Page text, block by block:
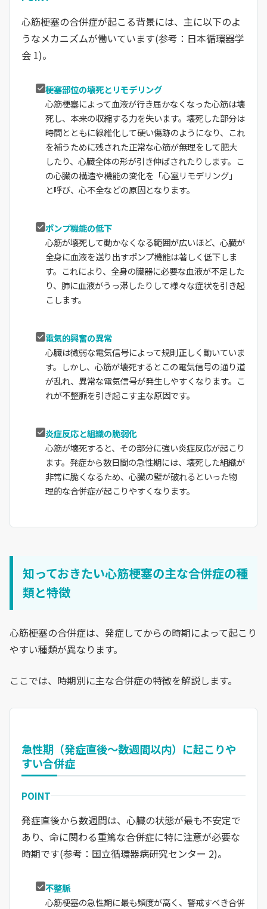
心筋梗塞の合併症が起こる背景には、主に以下のよ
うなメカニズムが働いています(参考：日本循環器学
会 1)。
梗塞部位の壊死とリモデリング
心筋梗塞によって血液が行き届かなくなった心筋は壊
死し、本来の収縮する力を失います。壊死した部分は
時間とともに線維化して硬い傷跡のようになり、これ
を補うために残された正常な心筋が無理をして肥大
したり、心臓全体の形が引き伸ばされたりします。こ
の心臓の構造や機能の変化を「心室リモデリング」
と呼び、心不全などの原因となります。
ポンプ機能の低下
心筋が壊死して動かなくなる範囲が広いほど、心臓が
全身に血液を送り出すポンプ機能は著しく低下しま
す。これにより、全身の臓器に必要な血液が不足した
り、肺に血液がうっ滞したりして様々な症状を引き起
こします。
電気的興奮の異常
心臓は微弱な電気信号によって規則正しく動いていま
す。しかし、心筋が壊死するとこの電気信号の通り道
が乱れ、異常な電気信号が発生しやすくなります。こ
れが不整脈を引き起こす主な原因です。
炎症反応と組織の脆弱化
心筋が壊死すると、その部分に強い炎症反応が起こり
ます。発症から数日間の急性期には、壊死した組織が
非常に脆くなるため、心臓の壁が破れるといった物
理的な合併症が起こりやすくなります。
知っておきたい心筋梗塞の主な合併症の種
類と特徴
心筋梗塞の合併症は、発症してからの時期によって起こり
やすい種類が異なります。
ここでは、時期別に主な合併症の特徴を解説します。
急性期（発症直後～数週間以内）に起こりや
すい合併症
POINT
発症直後から数週間は、心臓の状態が最も不安定で
あり、命に関わる重篤な合併症に特に注意が必要な
時期です(参考：国立循環器病研究センター 2)。
不整脈
心筋梗塞の急性期に最も頻度が高く、警戒すべき合併